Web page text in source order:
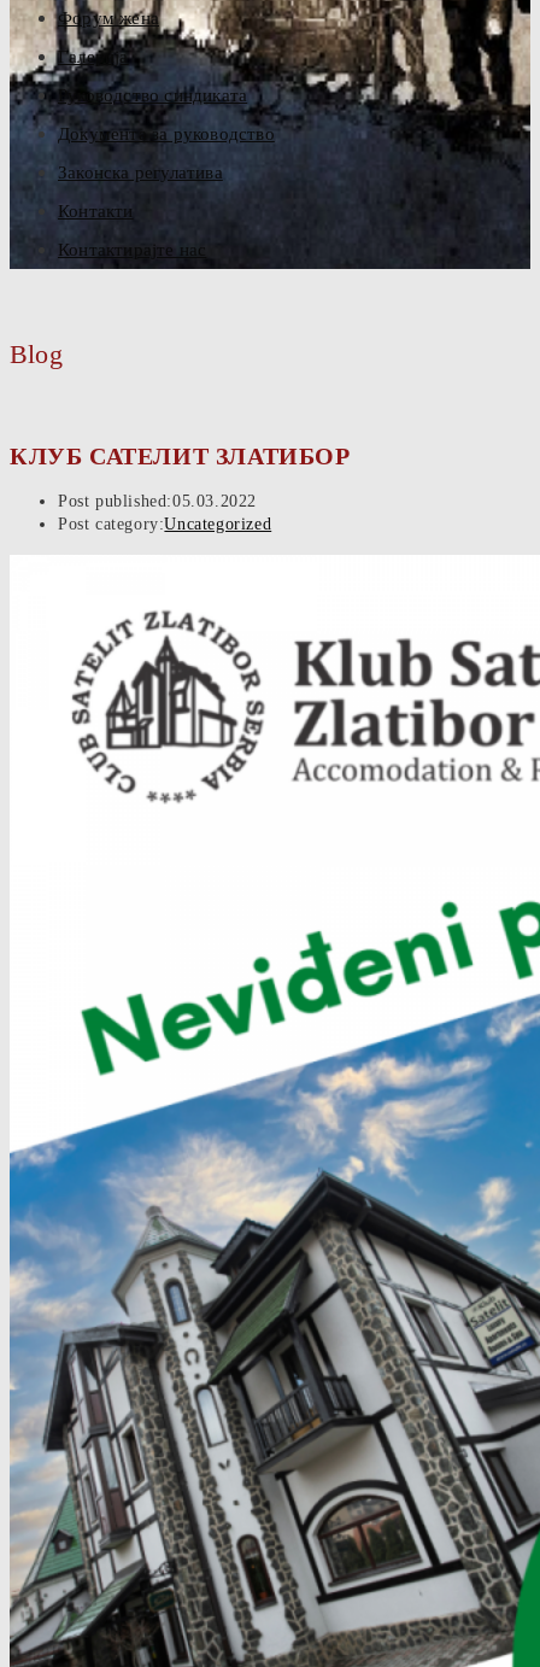
Форум жена
Галерија
Руководство синдиката
Документа за руководство
Законска регулатива
Контакти
Контактирајте нас
Blog
КЛУБ САТЕЛИТ ЗЛАТИБОР
Post published:05.03.2022
Post category:Uncategorized